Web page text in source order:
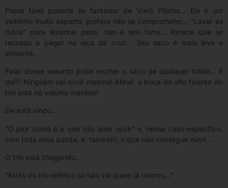
Papai Noel poderia se fantasiar de Vovô Pilatos… Ele é um
velhinho muito esperto: prefere não se comprometer… “Lavar as
mãos” para levantar peso, não é seu forte… Parece que se
recusou a pegar na alça da cruz… Seu saco é mais leve e
atraente…
Falar desse assunto pode encher o saco de qualquer folião… E
daí?! Ninguém vai ouvir mesmo! Afinal, a boca do alto falante do
trio está no volume máximo!
Ele está vindo…
“O pior surdo é o que não quer ouvir” e, nesse caso específico,
com toda essa zuada, é, também, o que não consegue ouvir…
O trio está chegando…
“Atrás do trio elétrico só não vai quem já morreu…”